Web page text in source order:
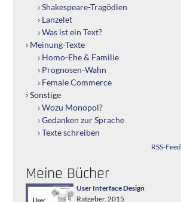
Shakespeare-Tragödien
Lanzelet
Was ist ein Text?
Meinung-Texte
Homo-Ehe & Familie
Prognosen-Wahn
Female Commerce
Sonstige
Wozu Monopol?
Gedanken zur Sprache
Texte schreiben
RSS-Feed
Meine Bücher
User Interface Design
Ratgeber, 2015